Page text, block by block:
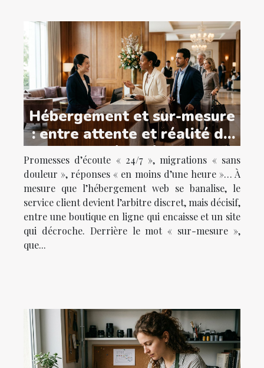
Hébergement et sur-mesure
: entre attente et réalité du
service client
Promesses d’écoute « 24/7 », migrations « sans
douleur », réponses « en moins d’une heure »… À
mesure que l’hébergement web se banalise, le
service client devient l’arbitre discret, mais décisif,
entre une boutique en ligne qui encaisse et un site
qui décroche. Derrière le mot « sur-mesure »,
que...